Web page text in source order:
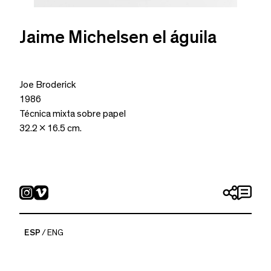
Jaime Michelsen el águila
Joe Broderick
1986
Técnica mixta sobre papel
32.2 x 16.5 cm.
ESP ENG